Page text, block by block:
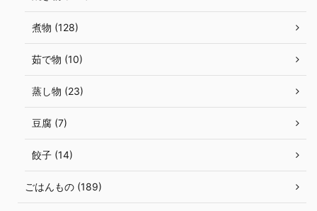
煮物 (128)
茹で物 (10)
蒸し物 (23)
豆腐 (7)
餃子 (14)
ごはんもの (189)